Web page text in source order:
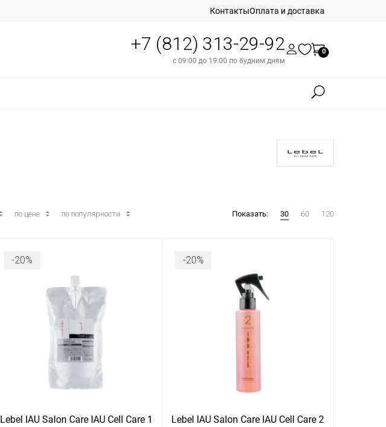
КонтактыОплата и доставка
+7 (812) 313-29-92
с 09:00 до 19:00 по будним дням
0
по цене по популярности Показать: 30 60 120
-20%
Lebel IAU Salon Care IAU Cell Care 1
-20%
Lebel IAU Salon Care IAU Cell Care 2